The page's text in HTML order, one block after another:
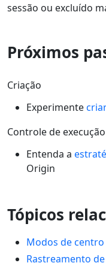
sessão ou excluído
Próximos
Criação
Experimente
Controle de execução
Entenda a
Origin
Tópicos
Modos de centro
Rastreamento